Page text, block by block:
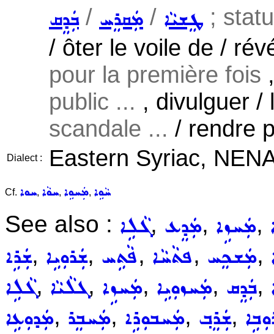
ܒܲܕܸܩ/ ܡܲܩܪܸܚ / ܛܸܫܝܵܐ ;
/ ôter le voile de /
pour la première fois
public ... , divulguer
scandale ... / rendre
Dialect : Eastern Syriac,
Cf. ܚܘܐ, ܚܘܵܐ, ܡܲܚܘܹܐ, ܚܵܘܹܐ
See also : ܓܵܠܹܐ, ܡܲܕܸܥ, ܡܲܚܙܹܐ,
ܫܲܪܹܐ, ܫܲܪܘܼܝܹܐ, ܦܵܬܹܚ, ܦܬܵܚܵܐ, ܡܲܫܟܸܚ,
ܓܵܠܹܐ, ܓܠܵܝܵܐ, ܡܲܚܙܹܐ, ܡܲܚܙܘܼܝܹܐ, ܒܲܕܸܩ,
ܡܲܕܘܼܥܹܐ, ܡܲܚܒܸܪ, ܡܲܚܒܘܼܪܹܐ, ܫܲܪܸܒ݂,